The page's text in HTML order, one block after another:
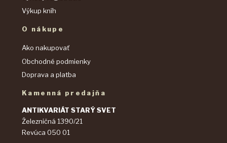
Výkup kníh
O nákupe
Ako nakupovať
Obchodné podmienky
Doprava a platba
Kamenná predajňa
ANTIKVARIÁT STARÝ SVET
Železničná 1390/21
Revúca 050 01